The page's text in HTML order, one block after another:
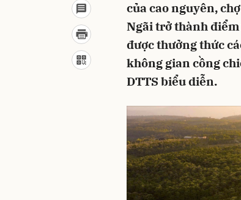
của cao nguyên,
Ngãi trở thành điểm
được thưởng thức
không gian cồng
DTTS biểu diễn.